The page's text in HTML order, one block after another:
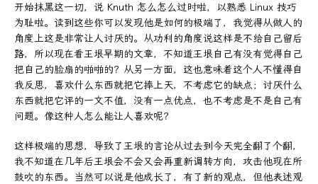
开始抹黑这一切，说 Knuth 怎么怎么过时啦，以熟悉 Linux 技巧
为耻啦。读到这些你可以发现他是如何的极端了，我觉得从做人的
角度上这是非常让人讨厌的。从功利的角度说这样是不给自己留后
路，所以现在看王垠早期的文章，不知道王垠自己有没有觉得自己
把自己的脸扇的啪啪的？从另一方面，这也意味着这个人不懂得自
我反思，喜欢什么东西就把它捧上天，不考虑它的缺点；讨厌什么
东西就把它评的一文不值，没有一点优点，也不考虑是不是自己有
问题。像这种人怎么能让人喜欢呢？
这样极端的思想，导致了王垠的言论从过去到今天完全翻了个翻，
我不知道在几年后王垠会不会又会再重新调转方向，攻击他现在所
鼓吹的东西。当然可以说是他成长了，有了新的观点，但他表述观